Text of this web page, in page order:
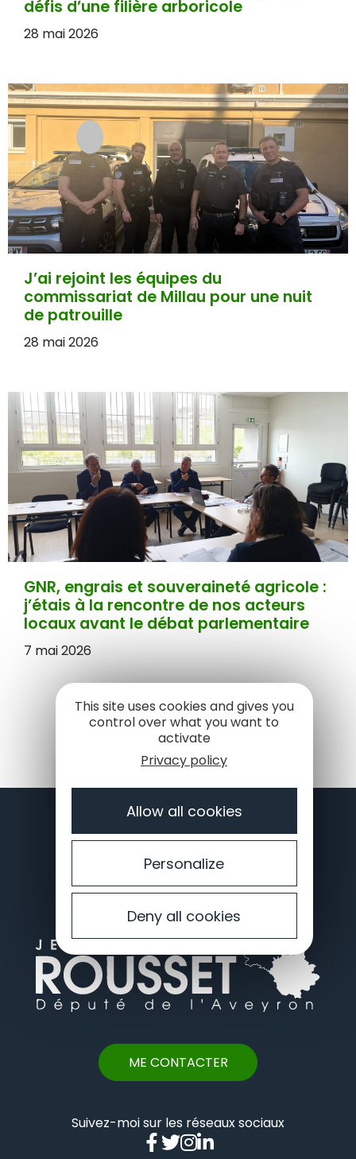
défis d’une filière arboricole
28 mai 2026
J’ai rejoint les équipes du
commissariat de Millau pour une nuit
de patrouille
28 mai 2026
GNR, engrais et souveraineté agricole :
j’étais à la rencontre de nos acteurs
locaux avant le débat parlementaire
7 mai 2026
Je veux rester informé 👉
JE M'INSCRIS À LA NEWSLETTER
ME CONTACTER
Suivez-moi sur les réseaux sociaux
This site uses cookies and gives you
control over what you want to
activate
Privacy policy
Allow all cookies
Personalize
Deny all cookies